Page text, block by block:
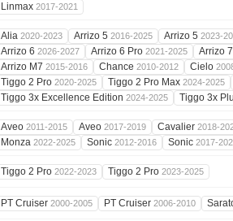
Linmax 2017-2021
Alia 2020-2023 Arrizo 5 2016-2025 Arrizo 5 2023-
Arrizo 6 2026-2027 Arrizo 6 Pro 2021-2025
Arrizo
Arrizo M7 2015-2016 Chance 2010-2012 Cielo
Tiggo 2 Pro 2020-2025 Tiggo 2 Pro Max 2024-2025
Tiggo 3x Excellence Edition 2024-2025 Tiggo 3x
Aveo 2011-2015 Aveo 2017-2019 Cavalier 2018-
Monza 2022-2025 Sonic 2012-2016 Sonic 2017-
Tiggo 2 Pro 2022-2023 Tiggo 2 Pro 2023-2025
PT Cruiser 2000-2005 PT Cruiser 2006-2010